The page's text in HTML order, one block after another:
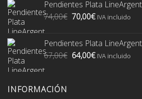
era:
74,00€.
es:
70,00€.
Pendientes Plata
74,00€ El
era:
74,00€.
70,00€El
es:
70,00€.
IVA incluido
Pendientes Plata
67,00€ El
64,00€ElIVA incluido
INFORMACIÓN